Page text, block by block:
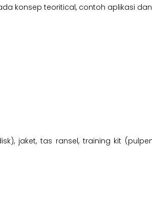
konsep teoritical, contoh aplikasi
jaket, tas ransel, training kit